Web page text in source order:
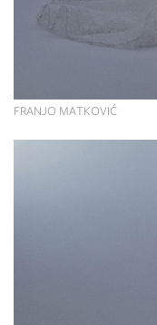
FRANJO MATKOVIĆ